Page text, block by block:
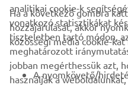
VÁLLALATI
B2B
analitikai cookie-k
vonatkozó statisztikákat
tiszteletben tartó módon,
meghatározott
jobban megérthessük azt,
használják a
Ha a következő gombra
hozzájárulását, akkor
közösségi média cookie-
A nyomkövető/